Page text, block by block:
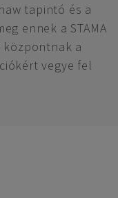
tapintó és a
ennek a STAMA
központnak a
vegye fel